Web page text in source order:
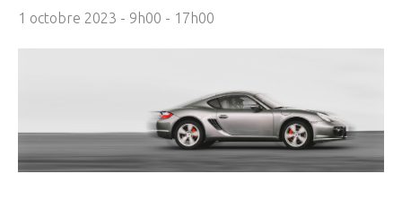
1 octobre 2023 - 9h00 - 17h00